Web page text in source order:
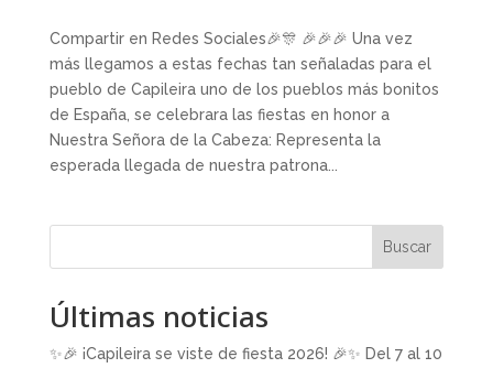
Compartir en Redes Sociales🎉🎊 🎉🎉🎉 Una vez
más llegamos a estas fechas tan señaladas para el
pueblo de Capileira uno de los pueblos más bonitos
de España, se celebrara las fiestas en honor a
Nuestra Señora de la Cabeza: Representa la
esperada llegada de nuestra patrona...
Buscar
Últimas noticias
✨🎉 ¡Capileira se viste de fiesta 2026! 🎉✨ Del 7 al 10